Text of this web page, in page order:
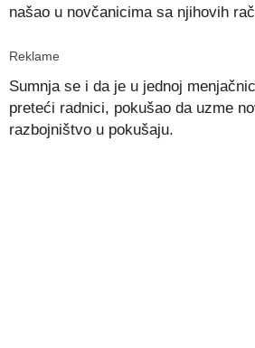
našao u novčanicima sa njihovih
Reklame
Sumnja se i da je u jednoj
preteći radnici, pokušao da uzme
razbojništvo u pokušaju.